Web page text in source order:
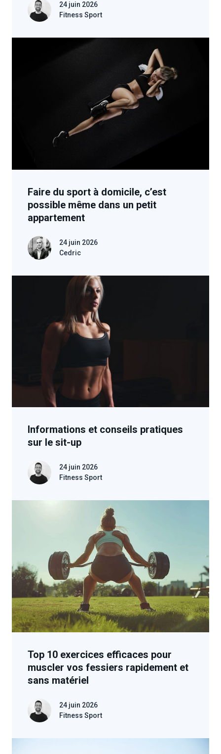
24 juin 2026
Fitness Sport
Faire du sport à domicile, c’est
possible même dans un petit
appartement
24 juin 2026
Cedric
Informations et conseils pratiques
sur le sit-up
24 juin 2026
Fitness Sport
Top 10 exercices efficaces pour
muscler vos fessiers rapidement et
sans matériel
24 juin 2026
Fitness Sport